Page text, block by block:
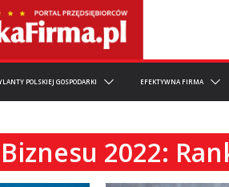
POLSKIEJ GOSPODARKI EFEKTYWNA FIRMA
2022: